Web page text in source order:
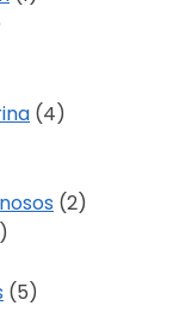
(4)
(2)
(5)